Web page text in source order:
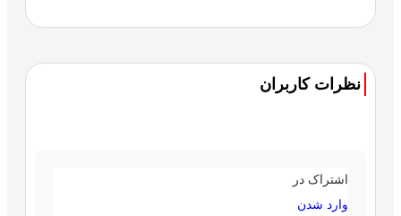
نظرات کاربران
اشتراک در
وارد شدن